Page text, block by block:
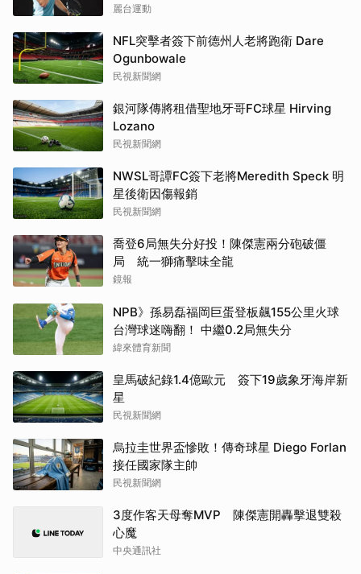
麗台運動
NFL突擊者簽下前德州人老將跑衛 Dare
Ogunbowale
民視新聞網
銀河隊傳將租借聖地牙哥FC球星 Hirving
Lozano
民視新聞網
NWSL哥譚FC簽下老將Meredith Speck 明
星後衛因傷報銷
民視新聞網
喬登6局無失分好投！陳傑憲兩分砲破僵
局 統一獅痛擊味全龍
鏡報
NPB》孫易磊福岡巨蛋登板飆155公里火球
台灣球迷嗨翻！ 中繼0.2局無失分
緯來體育新聞
皇馬破紀錄1.4億歐元 簽下19歲象牙海岸新
星
民視新聞網
烏拉圭世界盃慘敗！傳奇球星 Diego Forlan
接任國家隊主帥
民視新聞網
3度作客天母奪MVP 陳傑憲開轟擊退雙殺
心魔
中央通訊社